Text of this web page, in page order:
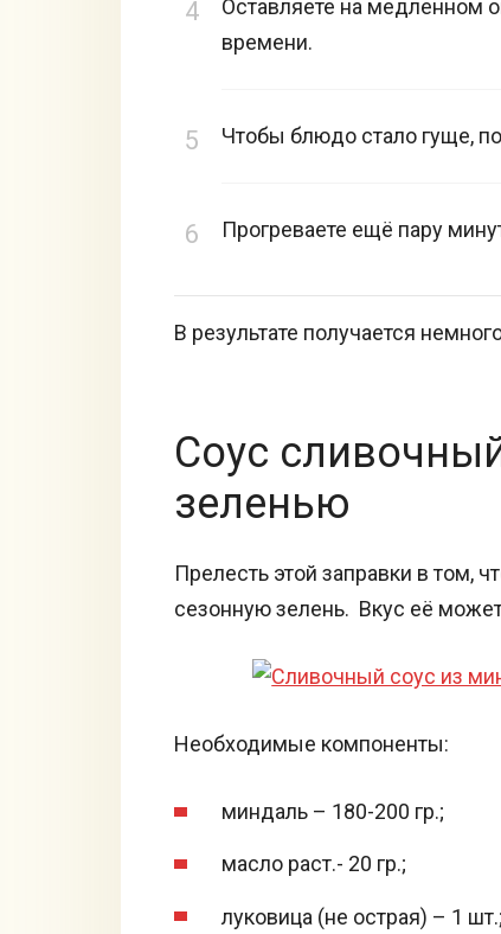
Оставляете на медленном
времени.
Чтобы блюдо стало гуще,
Прогреваете ещё пару
В результате получается
Соус
зеленью
Прелесть этой заправки в том,
сезонную зелень. Вкус её
Необходимые компоненты:
миндаль – 180-200 гр.;
масло раст.- 20 гр.;
луковица (не острая) – 1 шт.;